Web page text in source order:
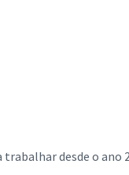
trabalhar desde o